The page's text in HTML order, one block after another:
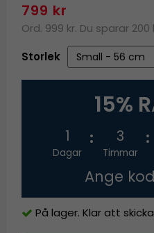
799 kr
Ord. 999 kr. Du sparar 200
Storlek
15%
1
Dagar
3
Timmar
Ange
På lager. Klar att